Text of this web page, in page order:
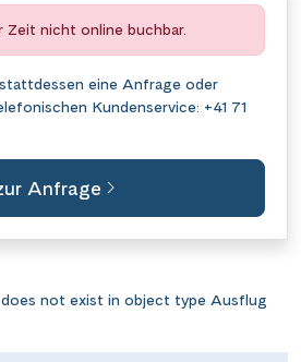
Zeit nicht online buchbar.
eine Anfrage oder
Kundenservice: +41 71
Anfrage
not exist in object type Ausflug